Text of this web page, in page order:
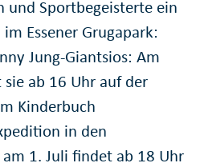
Sportbegeisterte ein
Essener Grugapark:
Jung-Giantsios: Am
ab 16 Uhr auf der
Kinderbuch
in den
1. Juli findet ab 18 Uhr